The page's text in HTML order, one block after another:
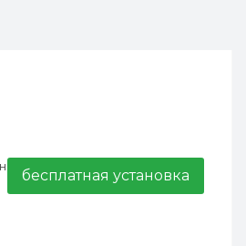
бесплатная установка